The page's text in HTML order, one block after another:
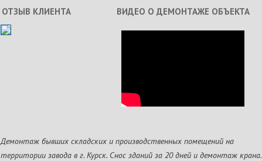
ОТЗЫВ КЛИЕНТА ВИДЕО О ДЕМОНТАЖЕ ОБЪЕКТА
Демонтаж бывших складских и производственных помещений на
территории завода в г. Курск. Снос зданий за 20 дней и демонтаж крана.